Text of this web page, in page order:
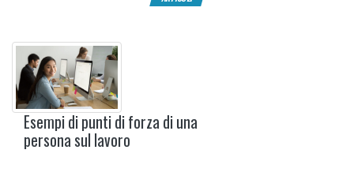
Esempi di punti di forza di una
persona sul lavoro